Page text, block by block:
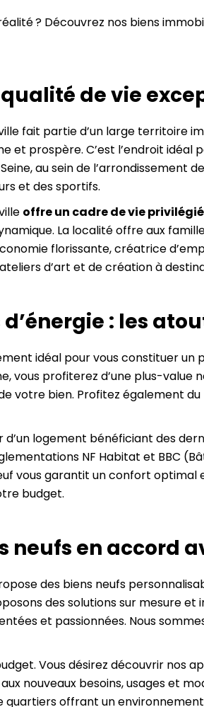
? Découvrez nos biens
de vie
fait partie d’un large territoire
et prospère. C’est l’endroit
au sein de l’arrondissement
et des sportifs.
offre un cadre de vie privilégié
La localité offre aux
florissante, créatrice
d’art et de création à
: les
idéal pour vous constituer
vous profiterez d’une plus-value
votre bien. Profitez également du
logement bénéficiant des
NF Habitat et BBC
vous garantit un confort
budget.
en accord
des biens neufs
des solutions sur mesure et
et passionnées. Nous
Vous désirez découvrir nos
nouveaux besoins, usages et
offrant un